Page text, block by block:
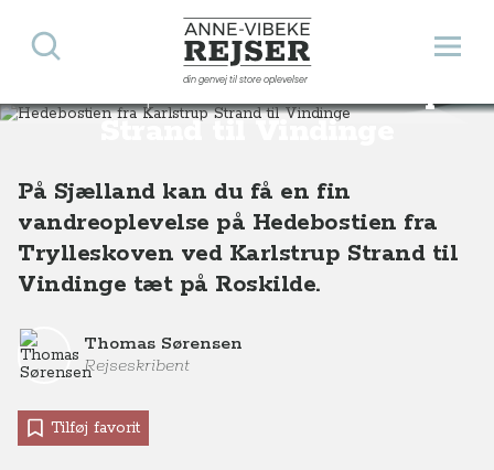
Anne-Vibeke Rejser
din genvej til store oplevelser
Åbn
Søg
Hedebostien fra Karlstrup
Strand til Vindinge
Destinationer Europa Danmark Hedebostien fra Karlstrup Strand til Vindinge
På Sjælland kan du få en fin
vandreoplevelse på Hedebostien fra
Trylleskoven ved Karlstrup Strand til
Vindinge tæt på Roskilde.
Thomas Sørensen
Rejseskribent
Tilføj favorit